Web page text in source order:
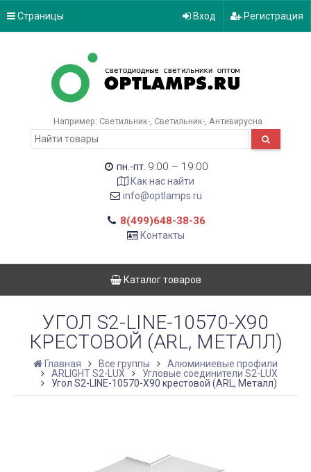
Страницы Вход Регистрация
Например: Светильник- Светильник- Антивирусна
пн.-пт. 9:00 – 19:00
Как нас найти
info@optlamps.ru
8(499)648-38-36
Контакты
Каталог товаров
УГОЛ S2-LINE-10570-X90
КРЕСТОВОЙ (ARL, МЕТАЛЛ)
Главная Все группы
Алюминиевые профили
ARLIGHT S2-LUX
Угловые соединители S2-LUX
Угол S2-LINE-10570-X90 крестовой (ARL, Металл)